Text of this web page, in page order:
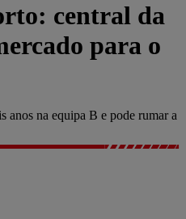
central da
para o
anos na equipa B e pode rumar a